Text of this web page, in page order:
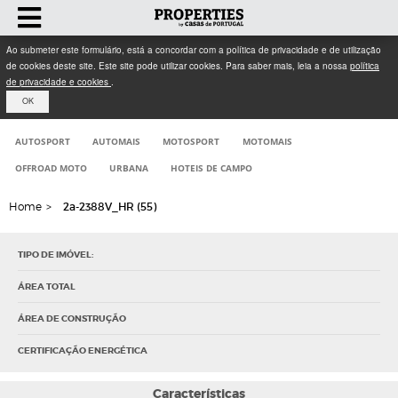
Ao submeter este formulário, está a concordar com a política de privacidade e de utilização
de cookies deste site. Este site pode utilizar cookies. Para saber mais, leia a nossa política
de privacidade e cookies .
OK
AUTOSPORT AUTOMAIS MOTOSPORT MOTOMAIS
OFFROAD MOTO URBANA HOTEIS DE CAMPO
Home > 2a-2388V_HR (55)
TIPO DE IMÓVEL:
ÁREA TOTAL
ÁREA DE CONSTRUÇÃO
CERTIFICAÇÃO ENERGÉTICA
Características